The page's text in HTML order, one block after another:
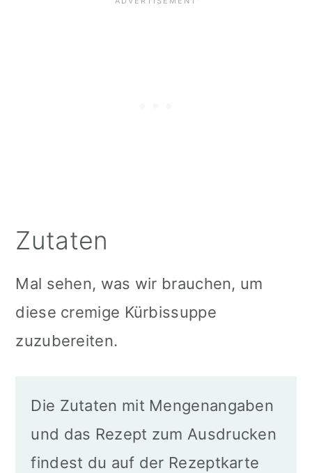
Zutaten
Mal sehen, was wir brauchen, um
diese cremige Kürbissuppe
zuzubereiten.
Die Zutaten mit Mengenangaben
und das Rezept zum Ausdrucken
findest du auf der Rezeptkarte